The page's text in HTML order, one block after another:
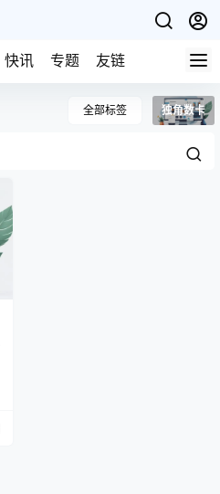
快讯 专题 友链
全部标签 独角数卡